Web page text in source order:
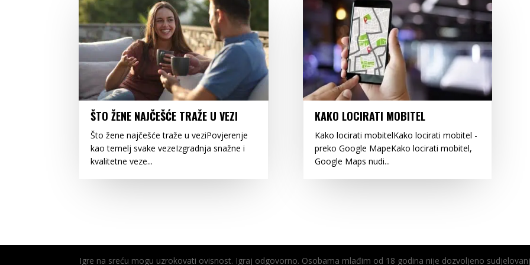
ŠTO ŽENE NAJČEŠĆE TRAŽE U VEZI
Što žene najčešće traže u veziPovjerenje
kao temelj svake vezeIzgradnja snažne i
kvalitetne veze...
KAKO LOCIRATI MOBITEL
Kako locirati mobitelKako locirati mobitel -
preko Google MapeKako locirati mobitel,
Google Maps nudi...
Igre na sreću mogu uzrokovati ovisnost. Igraj odgovorno. Osobama mlađim od 18 godina nije dozvoljeno